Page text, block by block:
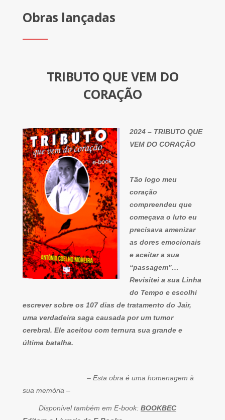
Obras lançadas
TRIBUTO QUE VEM DO
CORAÇÃO
2024 – TRIBUTO QUE
VEM DO CORAÇÃO
Tão logo meu
coração
compreendeu que
começava o luto eu
precisava amenizar
as dores emocionais
e aceitar a sua
“passagem”…
Revisitei a sua Linha
do Tempo e escolhi
escrever sobre os 107 dias de tratamento do Jair,
uma verdadeira saga causada por um tumor
cerebral. Ele aceitou com ternura sua grande e
última batalha.
– Esta obra é uma homenagem à
sua memória –
Disponível também em E-book: BOOKBEC